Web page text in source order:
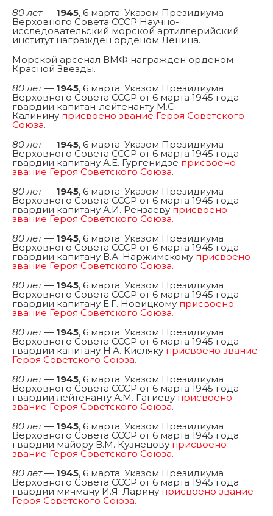
80 лет— 1945, 6 марта: Указом Президиума
Верховного Совета СССР Научно-
исследовательский морской артиллерийский
институт награжден орденом Ленина.
Морской арсенал ВМФ награжден орденом
Красной Звезды.
80 лет— 1945, 6 марта: Указом Президиума
Верховного Совета СССР от 6 марта 1945 года
гвардии капитан-лейтенанту М.С.
Калинину присвоено звание Героя Советского
Союза.
80 лет— 1945, 6 марта: Указом Президиума
Верховного Совета СССР от 6 марта 1945 года
гвардии капитану А.Е. Гургенидзе присвоено
звание Героя Советского Союза.
80 лет— 1945, 6 марта: Указом Президиума
Верховного Совета СССР от 6 марта 1945 года
гвардии капитану А.И. Рензаеву присвоено
звание Героя Советского Союза.
80 лет— 1945, 6 марта: Указом Президиума
Верховного Совета СССР от 6 марта 1945 года
гвардии капитану В.А. Наржимскому присвоено
звание Героя Советского Союза.
80 лет— 1945, 6 марта: Указом Президиума
Верховного Совета СССР от 6 марта 1945 года
гвардии капитану Е.Г. Новицкому присвоено
звание Героя Советского Союза.
80 лет— 1945, 6 марта: Указом Президиума
Верховного Совета СССР от 6 марта 1945 года
гвардии капитану Н.А. Кисляку присвоено звание
Героя Советского Союза.
80 лет— 1945, 6 марта: Указом Президиума
Верховного Совета СССР от 6 марта 1945 года
гвардии лейтенанту А.М. Гагиеву присвоено
звание Героя Советского Союза.
80 лет— 1945, 6 марта: Указом Президиума
Верховного Совета СССР от 6 марта 1945 года
гвардии майору В.М. Кузнецову присвоено
звание Героя Советского Союза.
80 лет— 1945, 6 марта: Указом Президиума
Верховного Совета СССР от 6 марта 1945 года
гвардии мичману И.Я. Ларину присвоено звание
Героя Советского Союза.